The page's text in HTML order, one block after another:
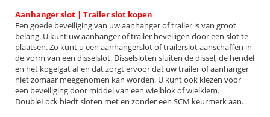
Aanhanger slot | Trailer slot kopen
Een goede beveiliging van uw aanhanger of trailer is van groot
belang. U kunt uw aanhanger of trailer beveiligen door een slot te
plaatsen. Zo kunt u een aanhangerslot of trailerslot aanschaffen in
de vorm van een disselslot. Disselsloten sluiten de dissel, de hendel
en het kogelgat af en dat zorgt ervoor dat uw trailer of aanhanger
niet zomaar meegenomen kan worden. U kunt ook kiezen voor
een beveiliging door middel van een wielblok of wielklem.
DoubleLock biedt sloten met en zonder een SCM keurmerk aan.